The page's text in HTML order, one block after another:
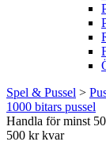
Spel & Pussel >
1000 bitars pussel
Handla för minst
500 kr kvar